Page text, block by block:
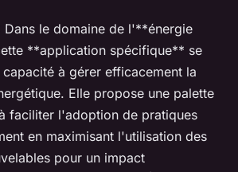
le domaine de l'**énergie
**application spécifique** se
à gérer efficacement la
Elle propose une palette
faciliter l'adoption de pratiques
en maximisant l'utilisation des
pour un impact